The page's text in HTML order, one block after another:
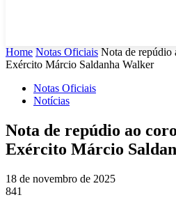
Home Notas Oficiais Nota de repúdio
Exército Márcio Saldanha Walker
Notas Oficiais
Notícias
Nota de repúdio ao
Exército Márcio
18 de novembro de 2025
841